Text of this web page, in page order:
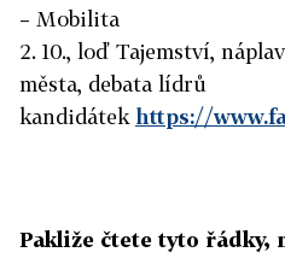
– Mobilita
2. 10., loď Tajemství,
města, debata lídrů
kandidátek https://
Pakliže čtete tyto řádky,